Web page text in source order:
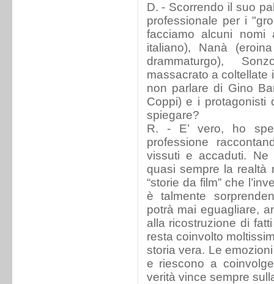
D. - Scorrendo il suo
professionale per i
facciamo alcuni
italiano), Nanà
drammaturgo),
massacrato a coltellate
non parlare di Gino
Coppi) e i protagonisti
spiegare?
R. - E’ vero, ho
professione
vissuti e accaduti. Ne
quasi sempre la realtà
“storie da film” che
è talmente
potrà mai eguagliare,
alla ricostruzione di
resta coinvolto
storia vera. Le
e riescono a
verità vince sempre